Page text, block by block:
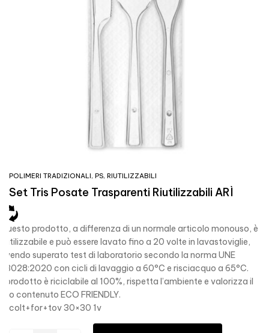
POLIMERI TRADIZIONALI, PS, RIUTILIZZABILI
Set Tris Posate Trasparenti Riutilizzabili ARÌ
Questo prodotto, a differenza di un normale articolo monouso, è
riutilizzabile e può essere lavato fino a 20 volte in lavastoviglie,
avendo superato test di laboratorio secondo la norma UNE
53028:2020 con cicli di lavaggio a 60°C e risciacquo a 65°C.
Il prodotto è riciclabile al 100%, rispetta l’ambiente e valorizza il
suo contenuto ECO FRIENDLY.
colt+for+tov 30×30 1v